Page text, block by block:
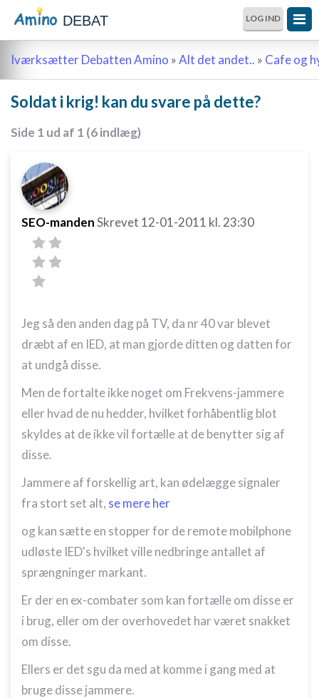
DEBAT LOG IND
Iværksætter Debatten Amino »Alt det andet.. » Cafe og
Soldat i krig! kan du svare på dette?
Side 1 ud af 1 (6 indlæg)
SEO-mandenSkrevet 12-01-2011 kl. 23:30
Jeg så den anden dag på TV, da nr 40 var blevet
dræbt af en IED, at man gjorde ditten og datten for
at undgå disse.
Men de fortalte ikke noget om Frekvens-jammere
eller hvad de nu hedder, hvilket forhåbentlig blot
skyldes at de ikke vil fortælle at de benytter sig af
disse.
Jammere af forskellig art, kan ødelægge signaler
fra stort set alt, se mere her
og kan sætte en stopper for de remote mobilphone
udløste IED's hvilket ville nedbringe antallet af
sprængninger markant.
Er der en ex-combater som kan fortælle om disse er
i brug, eller om der overhovedet har været snakket
om disse.
Ellers er det sgu da med at komme i gang med at
bruge disse jammere.